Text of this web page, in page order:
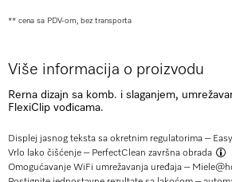
** cena sa PDV-om, bez transporta
Više informacija o proizvodu
Rerna dizajn sa komb. i slaganjem,
FlexiClip vođicama.
Displej jasnog teksta sa okretnim regulatorima –
Vrlo lako čišćenje – PerfectClean završna obrada
Omogućavanje WiFi umrežavanja uređaja –